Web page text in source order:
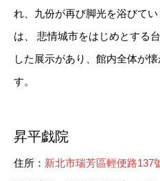
れ、九份が再び脚光を浴びて
は、 悲情城市をはじめとする
した展示があり、館内全体が
す。
昇平戯院
住所： 新北市瑞芳區輕便路137